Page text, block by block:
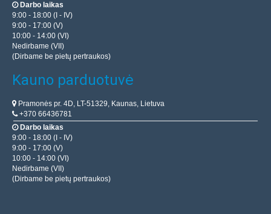
Darbo laikas
9:00 - 18:00 (I - IV)
9:00 - 17:00 (V)
10:00 - 14:00 (VI)
Nedirbame (VII)
(Dirbame be pietų pertraukos)
Kauno parduotuvė
Pramonės pr. 4D, LT-51329, Kaunas, Lietuva
+370 66436781
Darbo laikas
9:00 - 18:00 (I - IV)
9:00 - 17:00 (V)
10:00 - 14:00 (VI)
Nedirbame (VII)
(Dirbame be pietų pertraukos)